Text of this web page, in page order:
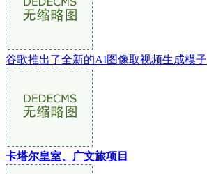
谷歌推出了全新的AI图像取视频生成模子
卡塔尔皇室、广文旅项目